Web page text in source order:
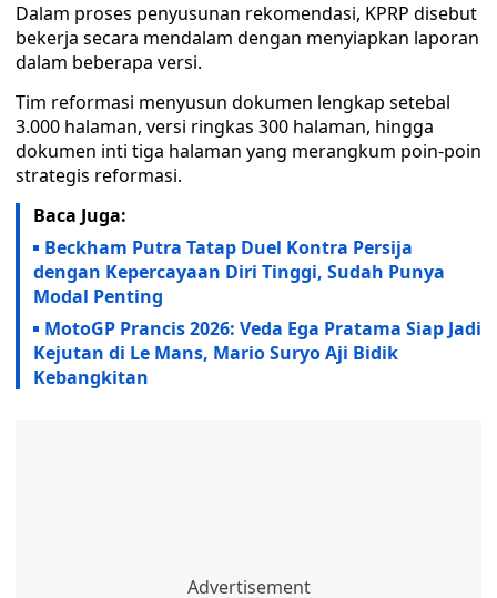
Dalam proses penyusunan rekomendasi, KPRP disebut
bekerja secara mendalam dengan menyiapkan laporan
dalam beberapa versi.
Tim reformasi menyusun dokumen lengkap setebal
3.000 halaman, versi ringkas 300 halaman, hingga
dokumen inti tiga halaman yang merangkum poin-poin
strategis reformasi.
Baca Juga:
Beckham Putra Tatap Duel Kontra Persija
dengan Kepercayaan Diri Tinggi, Sudah Punya
Modal Penting
MotoGP Prancis 2026: Veda Ega Pratama Siap Jadi
Kejutan di Le Mans, Mario Suryo Aji Bidik
Kebangkitan